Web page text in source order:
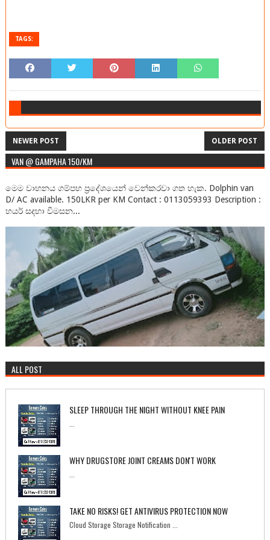
TAGS:
NEWER POST OLDER POST
VAN @ GAMPAHA 150/KM
මෙම වාහනය ගම්පහ ප්‍රදේශයෙන් වෙන්කරවා ගත හැක. Dolphin van
D/ AC available. 150LKR per KM Contact : 0113059393 Description :
හයර් සදහා විමසන...
ALL POST
SLEEP THROUGH THE NIGHT WITHOUT KNEE PAIN
WHY DRUGSTORE JOINT CREAMS DON'T WORK
TAKE NO RISKS! GET ANTIVIRUS PROTECTION NOW
Cloud Storage Storage Notification ...